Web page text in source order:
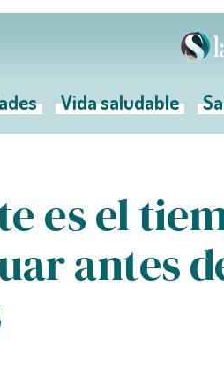
Vida saludable
es el
antes